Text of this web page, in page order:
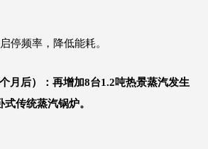
停频率，降低能耗。
月后）：再增加8台1.2吨热景蒸汽发生
传统蒸汽锅炉。